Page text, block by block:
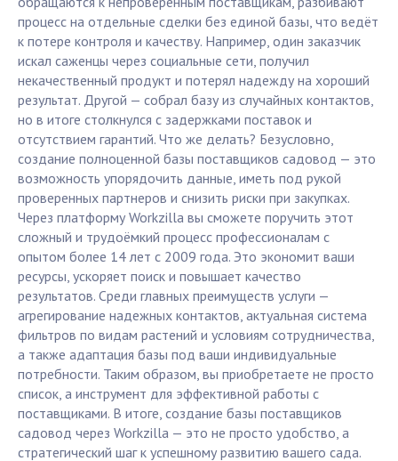
процесс на отдельные сделки без единой базы, что ведёт
к потере контроля и качеству. Например, один заказчик
искал саженцы через социальные сети, получил
некачественный продукт и потерял надежду на хороший
результат. Другой — собрал базу из случайных контактов,
но в итоге столкнулся с задержками поставок и
отсутствием гарантий. Что же делать? Безусловно,
создание полноценной базы поставщиков садовод — это
возможность упорядочить данные, иметь под рукой
проверенных партнеров и снизить риски при закупках.
Через платформу Workzilla вы сможете поручить этот
сложный и трудоёмкий процесс профессионалам с
опытом более 14 лет c 2009 года. Это экономит ваши
ресурсы, ускоряет поиск и повышает качество
результатов. Среди главных преимуществ услуги —
агрегирование надежных контактов, актуальная система
фильтров по видам растений и условиям сотрудничества,
а также адаптация базы под ваши индивидуальные
потребности. Таким образом, вы приобретаете не просто
список, а инструмент для эффективной работы с
поставщиками. В итоге, создание базы поставщиков
садовод через Workzilla — это не просто удобство, а
стратегический шаг к успешному развитию вашего сада.